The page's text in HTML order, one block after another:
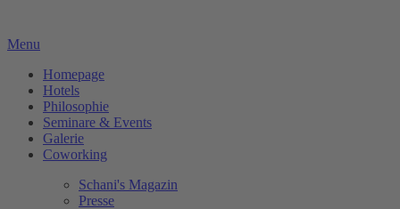
Menu
Homepage
Hotels
Philosophie
Seminare & Events
Galerie
Coworking
Schani's Magazin
Presse